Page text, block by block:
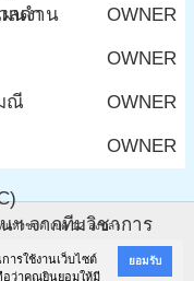
ารใช้งานเว็บไซต์
อว่าคุณยินยอมให้มี
ยอมรับ
นงาน
ฯ จากทีมวิชาการ
61
ลดำ OWNER
OWNER
ณี OWNER
OWNER
ห่งชาติ เขต 12 สงขลา
กษม อำเภอหาดใหญ่ จังหวัดสงขลา
ร ๐ ๗๔๒๓ ๕๔๙๔